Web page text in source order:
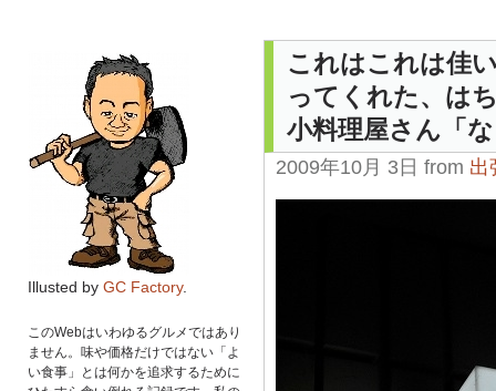
これはこれは佳
ってくれた、は
小料理屋さん「
2009年10月 3日 from 出
Illusted by GC Factory.
このWebはいわゆるグルメではあり
ません。味や価格だけではない「よ
い食事」とは何かを追求するために